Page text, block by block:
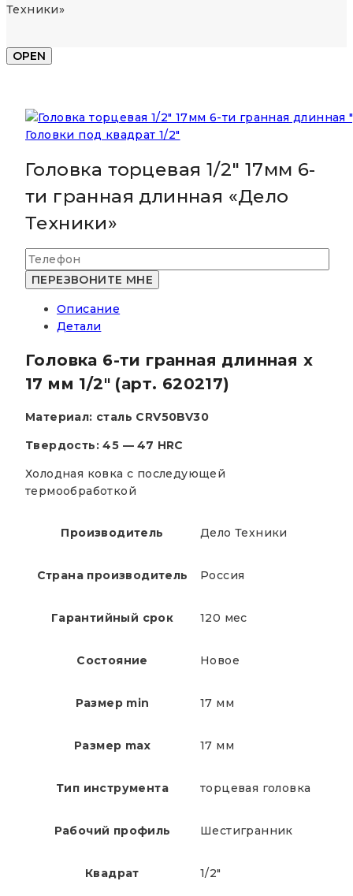
Техники»
OPEN
Головки под квадрат 1/2"
Головка торцевая 1/2″ 17мм 6-
ти гранная длинная «Дело
Техники»
Описание
Детали
Головка 6-ти гранная длинная х
17 мм 1/2″ (арт. 620217)
Материал: сталь CRV50BV30
Твердость: 45 — 47 HRC
Холодная ковка с последующей
термообработкой
Производитель Дело Техники
Страна производитель Россия
Гарантийный срок 120 мес
Состояние Новое
Размер min 17 мм
Размер max 17 мм
Тип инструмента торцевая головка
Рабочий профиль Шестигранник
Квадрат 1/2"